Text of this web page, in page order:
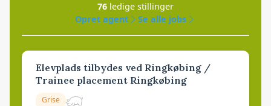
76 ledige stillinger
Opret agent
Se alle jobs
Elevplads tilbydes ved Ringkøbing /
Trainee placement Ringkøbing
Grise